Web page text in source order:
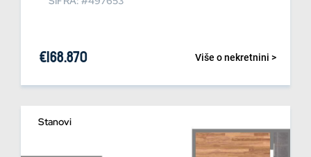
Više o nekretnini >
€168.870
Stanovi